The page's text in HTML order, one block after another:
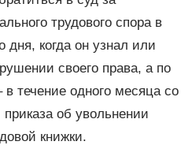
трудового спора в
дня, когда он узнал или
своего права, а по
течение одного месяца со
об увольнении
книжки.